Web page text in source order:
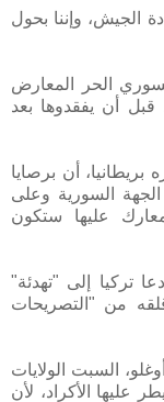
الجيش، وإننا بحول
الحر المعارض
قبل أن يفقدوها بعد
أن برصايا
السورية وعلى
عليها ستكون
تركيا إلى "تهدئة"
من "التصريحات
السبت الولايات
عليها الأكراد، لأن